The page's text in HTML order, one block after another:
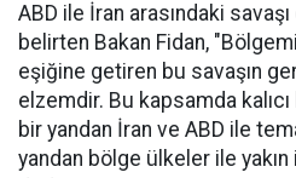
ABD ile İran arasındaki
belirten Bakan Fidan,
eşiğine getiren bu savaşın
elzemdir. Bu kapsamda kalıcı
bir yandan İran ve ABD ile
yandan bölge ülkeler ile